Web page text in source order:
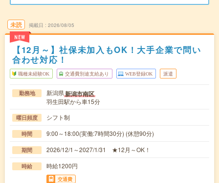
未読
NEW
掲載日 2026/08/05
【12月～】社保未加入もOK！大手企業で問い
合わせ対応！
職種未経験OK 交通費別途支給あり WEB登録OK 派遣
勤務地 新潟県新潟市南区
羽生田駅から車15分
曜日頻度 シフト制
時間 9:00～18:00(実働:7時間30分) (休憩90分)
期間 2026/12/1～2027/1/31 ★12月～OK！
時給 時給1200円
交通費